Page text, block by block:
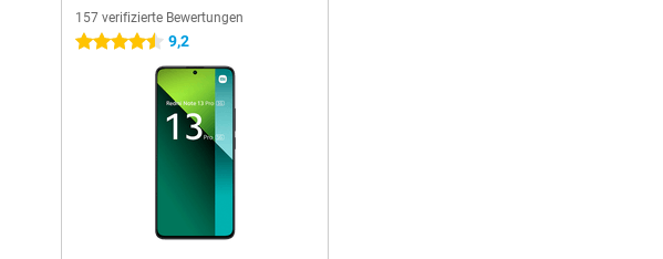
157 verifizierte Bewertungen
4.5 Sterne 9,2